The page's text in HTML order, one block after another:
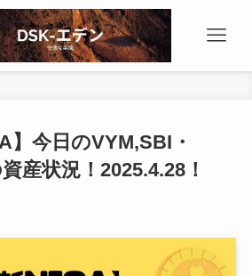
】今日のVYM,SBI・
産状況！2025.4.28！